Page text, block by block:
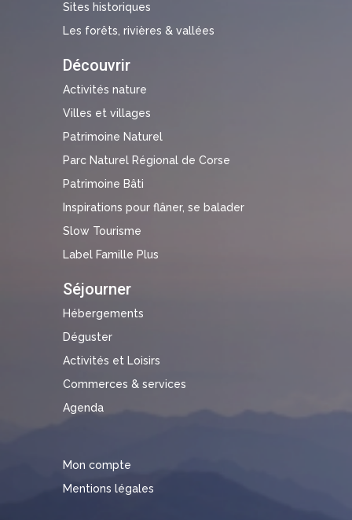
Sites historiques
Les forêts, rivières & vallées
Découvrir
Activités nature
Villes et villages
Patrimoine Naturel
Parc Naturel Régional de Corse
Patrimoine Bâti
Inspirations pour flâner, se balader
Slow Tourisme
Label Famille Plus
Séjourner
Hébergements
Déguster
Activités et Loisirs
Commerces & services
Agenda
Mon compte
Mentions légales